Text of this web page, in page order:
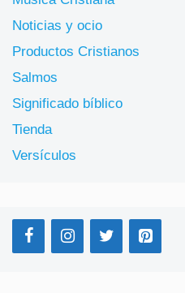
Noticias y ocio
Productos Cristianos
Salmos
Significado bíblico
Tienda
Versículos